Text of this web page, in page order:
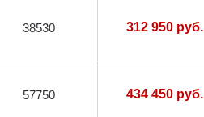
38530 312 950 руб.
57750 434 450 руб.